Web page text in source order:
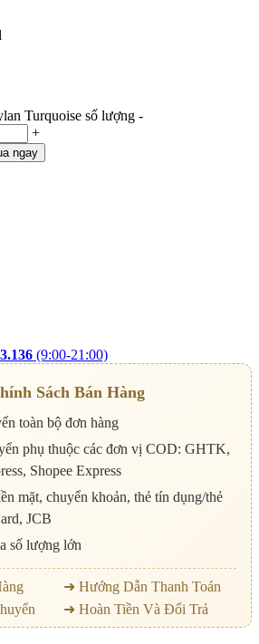
Turquoise số lượng -
+
ngay
(9:00-21:00)
Sách Bán Hàng
toàn bộ đơn hàng
phụ thuộc các đơn vị COD: GHTK,
Shopee Express
mặt, chuyển khoản, thẻ tín dụng/thẻ
JCB
số lượng lớn
➜ Hướng Dẫn Thanh Toán
➜ Hoàn Tiền Và Đổi Trả